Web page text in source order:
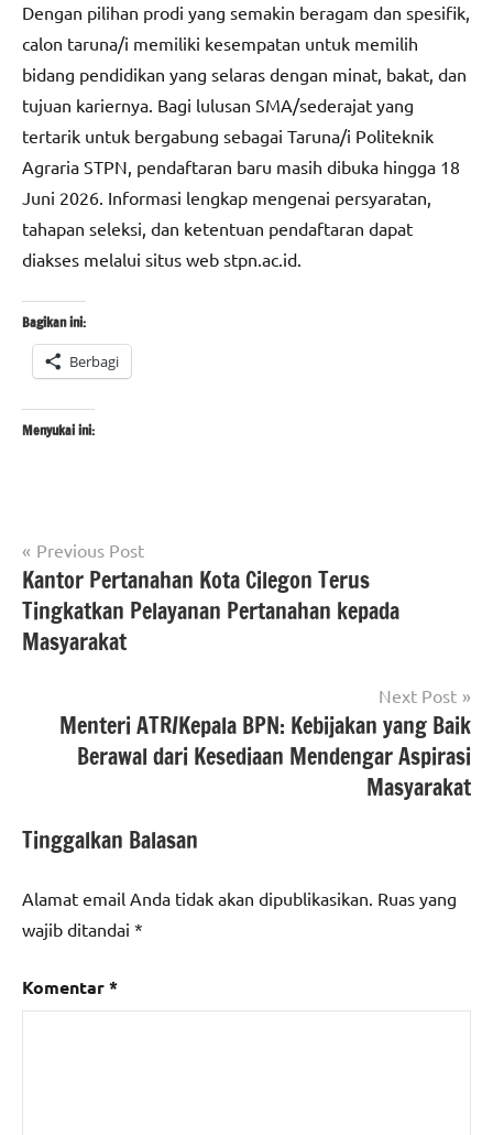
Dengan pilihan prodi yang semakin beragam dan spesifik,
calon taruna/i memiliki kesempatan untuk memilih
bidang pendidikan yang selaras dengan minat, bakat, dan
tujuan kariernya. Bagi lulusan SMA/sederajat yang
tertarik untuk bergabung sebagai Taruna/i Politeknik
Agraria STPN, pendaftaran baru masih dibuka hingga 18
Juni 2026. Informasi lengkap mengenai persyaratan,
tahapan seleksi, dan ketentuan pendaftaran dapat
diakses melalui situs web stpn.ac.id.
Bagikan ini:
Berbagi
Menyukai ini:
Tagged
with
#KementerianATRBPN
#MelayaniProfesionalTerpercaya
#MajuDanModern
#beritanasional
#Kementerian
ATR/BPN
Navigasi
pos
Previous Post
Kantor Pertanahan Kota Cilegon Terus
Tingkatkan Pelayanan Pertanahan kepada
Masyarakat
Next Post
Menteri ATR/Kepala BPN: Kebijakan yang Baik
Berawal dari Kesediaan Mendengar Aspirasi
Masyarakat
Tinggalkan Balasan
Alamat email Anda tidak akan dipublikasikan. Ruas yang
wajib ditandai *
Komentar*